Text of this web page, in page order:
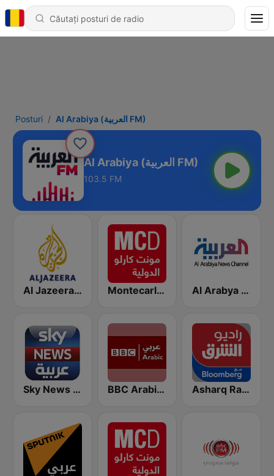
Posturi Al Arabiya (العربية FM)
Al Arabiya (العربية FM)
103.5 FM
Al Jazeera Arabic (قناة الجزيرة) Montecarlo al doualiya (مونت كارلو الدولية) Al Arabya (العربية FM)
Sky News Arabia (سكاي نيوز عربية) BBC Arabic (إذاعة بي بي سي العربية) Asharq Radio with Bloomberg